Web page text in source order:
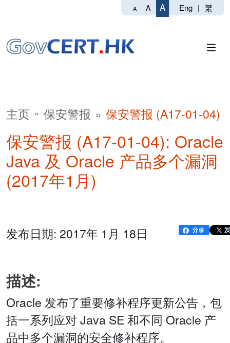
A A A Eng | 繁
主页 保安警报 保安警报 (A17-01-04)
保安警报 (A17-01-04): Oracle
Java 及 Oracle 产品多个漏洞
(2017年1月)
发布日期: 2017年 1月 18日
描述:
Oracle 发布了重要修补程序更新公告，包
括一系列应对 Java SE 和不同 Oracle 产
品中多个漏洞的安全修补程序。